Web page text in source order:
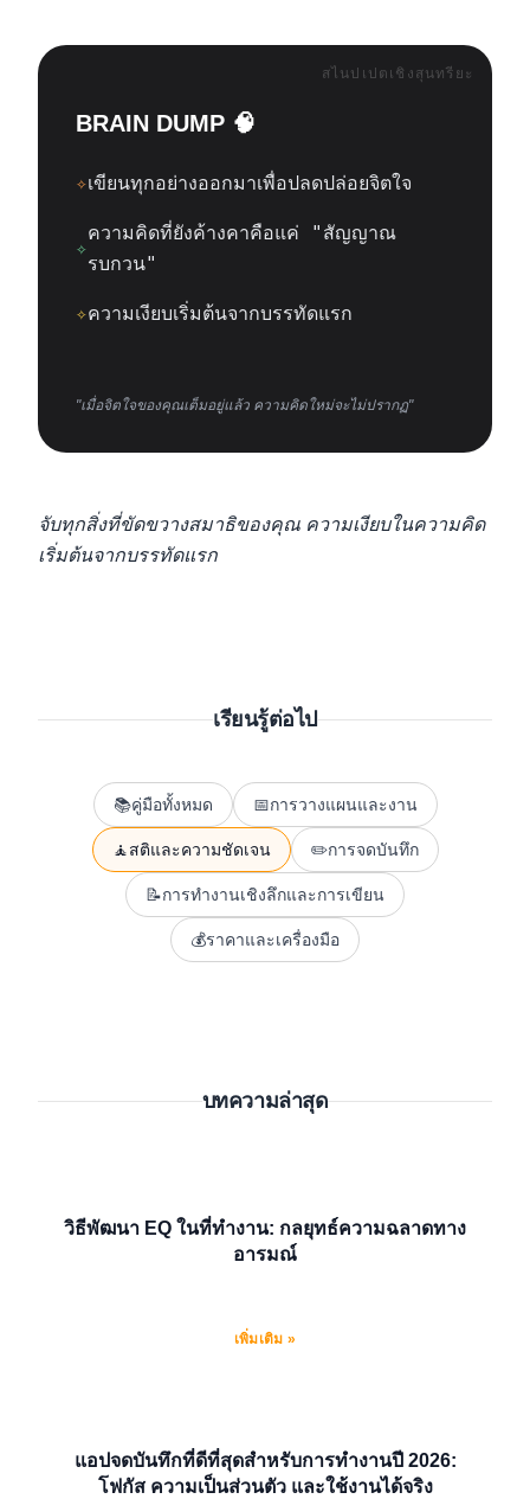
สไนปเปตเชิงสุนทรียะ
BRAIN DUMP 🧠
✧เขียนทุกอย่างออกมาเพื่อปลดปล่อยจิตใจ
✧
ความคิดที่ยังค้างคาคือแค่ "สัญญาณ
รบกวน"
✧ความเงียบเริ่มต้นจากบรรทัดแรก
"เมื่อจิตใจของคุณเต็มอยู่แล้ว ความคิดใหม่จะไม่ปรากฏ"
จับทุกสิ่งที่ขัดขวางสมาธิของคุณ ความเงียบในความคิด
เริ่มต้นจากบรรทัดแรก
เรียนรู้ต่อไป
📚คู่มือทั้งหมด 📅การวางแผนและงาน
🧘สติและความชัดเจน ✏️การจดบันทึก
📝การทำงานเชิงลึกและการเขียน
💰ราคาและเครื่องมือ
บทความล่าสุด
วิธีพัฒนา EQ ในที่ทำงาน: กลยุทธ์ความฉลาดทาง
อารมณ์
เพิ่มเติม »
แอปจดบันทึกที่ดีที่สุดสำหรับการทำงานปี 2026:
โฟกัส ความเป็นส่วนตัว และใช้งานได้จริง